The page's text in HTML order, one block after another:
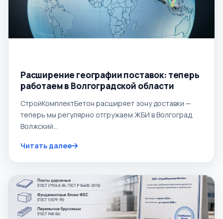
Расширение географии поставок: теперь
работаем в Волгоградской области
СтройКомплектБетон расширяет зону доставки —
теперь мы регулярно отгружаем ЖБИ в Волгоград,
Волжский...
Читать далее